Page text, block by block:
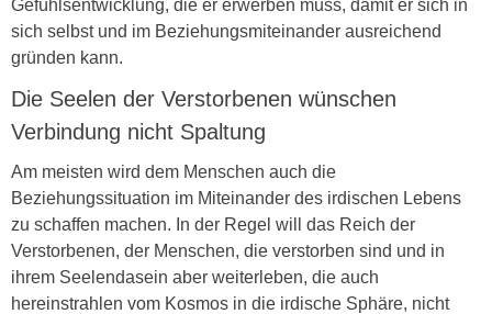
Gefühlsentwicklung, die er erwerben muss, damit er sich in
sich selbst und im Beziehungsmiteinander ausreichend
gründen kann.
Die Seelen der Verstorbenen wünschen
Verbindung nicht Spaltung
Am meisten wird dem Menschen auch die
Beziehungssituation im Miteinander des irdischen Lebens
zu schaffen machen. In der Regel will das Reich der
Verstorbenen, der Menschen, die verstorben sind und in
ihrem Seelendasein aber weiterleben, die auch
hereinstrahlen vom Kosmos in die irdische Sphäre, nicht